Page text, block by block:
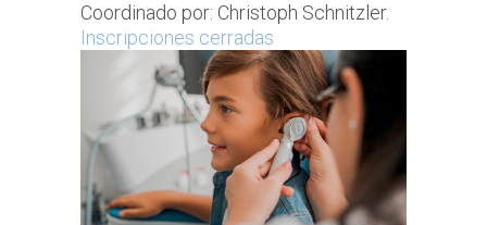
Coordinado por: Christoph Schnitzler.
Inscripciones cerradas